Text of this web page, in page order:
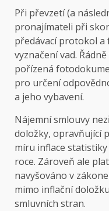
Při převzetí (a
pronajímateli při
předávací protokol
vyznačení vad.
pořízená
pro určení
a jeho vybavení.
Nájemní smlouvy
doložky, opravňující
míru inflace
roce. Zároveň ale
navyšováno v
mimo inflační
smluvních stran.